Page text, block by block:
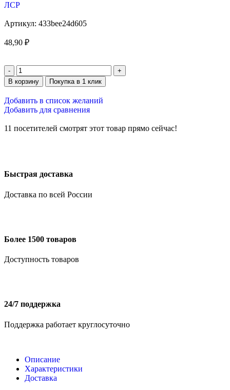
ЛСР
Артикул: 433bee24d605
48,90 ₽
В корзину Покупка в 1 клик
Добавить в список желаний
Добавить для сравнения
11 посетителей смотрят этот товар прямо сейчас!
Быстрая доставка
Доставка по всей России
Более 1500 товаров
Доступность товаров
24/7 поддержка
Поддержка работает круглосуточно
Описание
Характеристики
Доставка